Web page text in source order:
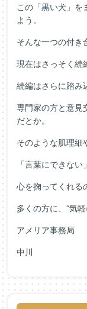
この「黒い犬」を
よう。
そんな一つの付き
現在はさっそく続
続編はさらに踏み
専門家の方と意見
だとか。
そのような肌理細
「言葉にできな
心を掬ってくれる
多くの方に、“気
アメリア事務局
中川